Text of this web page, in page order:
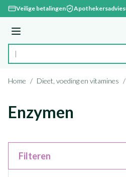
Ga naar de inhoud
Veilige betalingen Apothekersadvies
Menu
Product, merk, categorie...
Home / Dieet, voeding en vitamines /
Enzymen
Filteren